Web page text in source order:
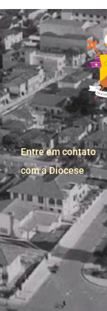
Entre em contato
com a Diocese